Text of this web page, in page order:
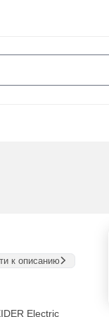
к описанию
Electric